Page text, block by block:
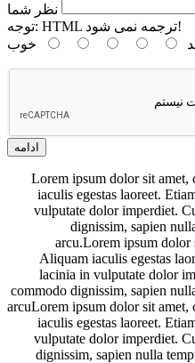
نظر شما
توجه:
HTML ترجمه نمی شود!
خوب
ادامه
Lorem ipsum dolor sit amet,
iaculis egestas laoreet.
vulputate dolor imperdiet.
dignissim, sapien
arcu.Lorem ipsum dolor
Aliquam iaculis egestas
lacinia in vulputate dolor
commodo dignissim, sapien
arcuLorem ipsum dolor sit
iaculis egestas laoreet.
vulputate dolor imperdiet.
dignissim, sapien nulla